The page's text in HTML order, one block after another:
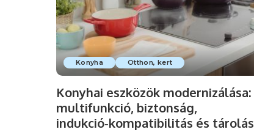
Konyha Otthon, kert
Konyhai eszközök modernizálása:
multifunkció, biztonság,
indukció‑kompatibilitás és tárolás